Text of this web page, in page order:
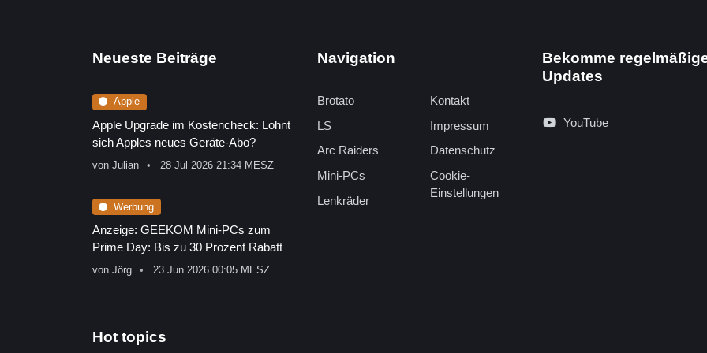
Neueste Beiträge
Apple
Apple Upgrade im Kostencheck: Lohnt
sich Apples neues Geräte-Abo?
von Julian 28 Jul 2026 21:34 MESZ
Werbung
Anzeige: GEEKOM Mini-PCs zum
Prime Day: Bis zu 30 Prozent Rabatt
von Jörg 23 Jun 2026 00:05 MESZ
Navigation
Brotato
LS
Arc Raiders
Mini-PCs
Lenkräder
Kontakt
Impressum
Datenschutz
Cookie-
Einstellungen
Bekomme
Updates
YouTube
Hot topics